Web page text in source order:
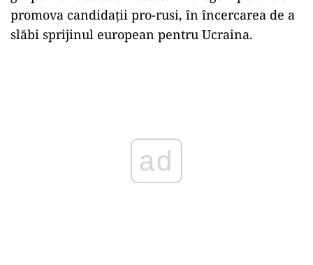
promova candidații pro-rusi, în încercarea de a
slăbi sprijinul european pentru Ucraina.
ad